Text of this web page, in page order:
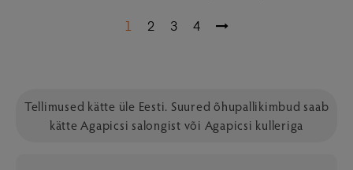
1 2 3 4
Tellimused kätte üle Eesti. Suured õhupallikimbud saab
kätte Agapicsi salongist või Agapicsi kulleriga